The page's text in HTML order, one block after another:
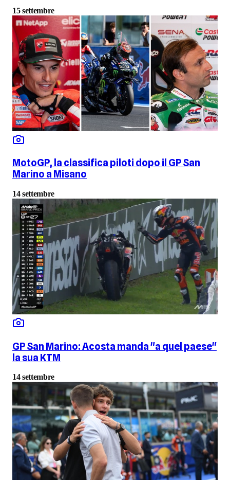
15 settembre
MotoGP, la classifica piloti dopo il GP San
Marino a Misano
14 settembre
GP San Marino: Acosta manda "a quel paese"
la sua KTM
14 settembre